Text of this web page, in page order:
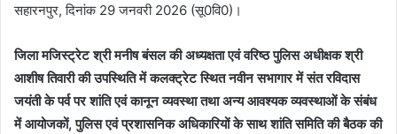
सहारनपुर, दिनांक 29 जनवरी 2026 (सू0वि0)।
जिला मजिस्ट्रेट श्री मनीष बंसल की अध्यक्षता एवं वरिष्ठ पुलिस अधीक्षक श्री
आशीष तिवारी की उपस्थिति में कलक्ट्रेट स्थित नवीन सभागार में संत रविदास
जयंती के पर्व पर शांति एवं कानून व्यवस्था तथा अन्य आवश्यक व्यवस्थाओं के संबंध
में आयोजकों, पुलिस एवं प्रशासनिक अधिकारियों के साथ शांति समिति की बैठक की